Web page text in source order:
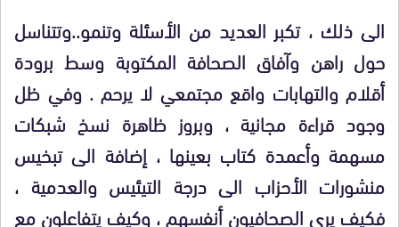
الى ذلك ، تكبر العديد من الأسئلة وتنمو..وتتناسل
حول راهن وآفاق الصحافة المكتوبة وسط برودة
أقلام والتهابات واقع مجتمعي لا يرحم . وفي ظل
وجود قراءة مجانية ، وبروز ظاهرة نسخ شبكات
مسهمة وأعمدة كتاب بعينها ، إضافة الى تبخيس
منشورات الأحزاب الى درجة التيئيس والعدمية ،
فكيف يرى الصحافيون أنفسهم ، وكيف يتفاعلون مع